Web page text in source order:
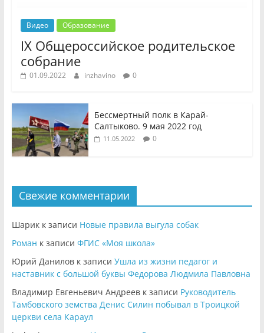
Видео Образование
IX Общероссийское родительское
собрание
01.09.2022 inzhavino 0
Бессмертный полк в Карай-
Салтыково. 9 мая 2022 год
11.05.2022 0
Свежие комментарии
Шарикк записи Новые правила выгула собак
Роман к записи ФГИС «Моя школа»
Юрий Даниловк записи Ушла из жизни педагог и
наставник с большой буквы Федорова Людмила Павловна
Владимир Евгеньевич Андреевк записи Руководитель
Тамбовского земства Денис Силин побывал в Троицкой
церкви села Караул